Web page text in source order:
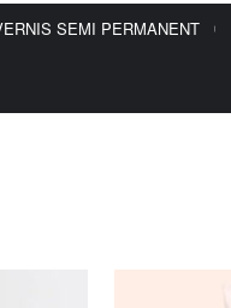
SEMI PERMANENT